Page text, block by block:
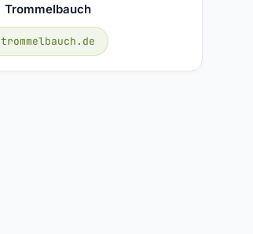
Trommelbauch
trommelbauch.de